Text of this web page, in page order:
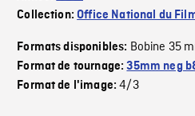
Collection:Office National du
Formats disponibles: Bobine 35
Format de tournage:35mm neg
Format de l'image:4/3